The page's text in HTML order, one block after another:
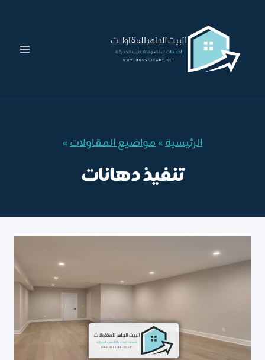
المحتوى
الرئيسية»مواضيع المقاولات»
تنفيذ دهانات